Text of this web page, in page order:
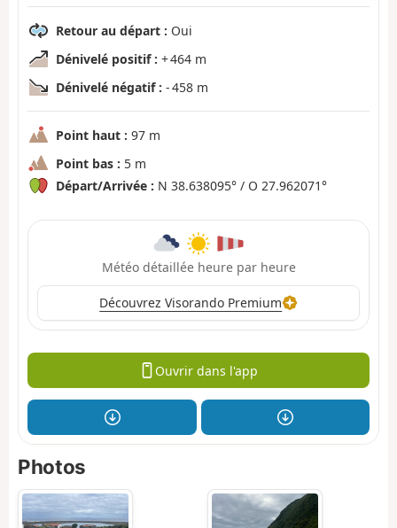
Retour au départ : Oui
Dénivelé positif : + 464 m
Dénivelé négatif : - 458 m
Point haut : 97 m
Point bas : 5 m
Départ/Arrivée : N 38.638095° / O 27.962071°
Météo détaillée heure par heure
Découvrez Visorando Premium
Ouvrir dans l'app
Photos